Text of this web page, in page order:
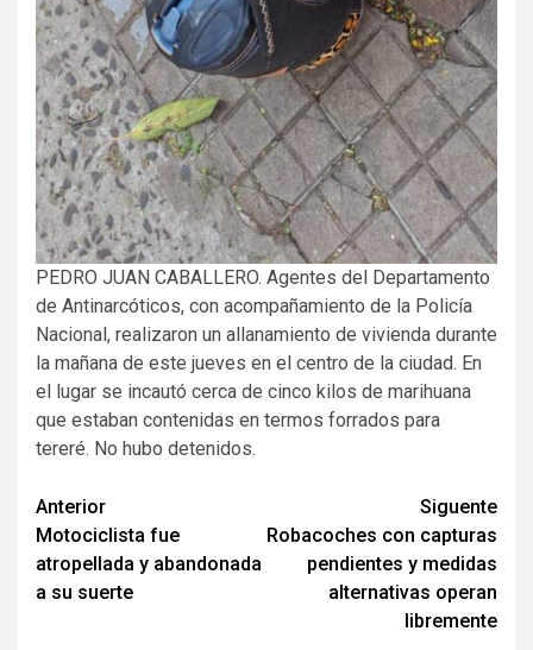
PEDRO JUAN CABALLERO. Agentes del Departamento
de Antinarcóticos, con acompañamiento de la Policía
Nacional, realizaron un allanamiento de vivienda durante
la mañana de este jueves en el centro de la ciudad. En
el lugar se incautó cerca de cinco kilos de marihuana
que estaban contenidas en termos forrados para
tereré. No hubo detenidos.
Navegación
de
entradas
Anterior
Motociclista fue
atropellada y abandonada
a su suerte
Siguente
Robacoches con capturas
pendientes y medidas
alternativas operan
libremente